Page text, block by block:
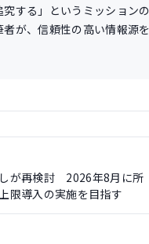
究する」というミッション
者が、信頼性の高い情報源
が再検討 2026年8月に所
限導入の実施を目指す